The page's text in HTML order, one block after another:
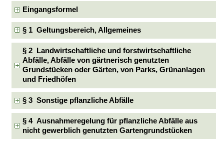
Eingangsformel
§ 1 Geltungsbereich, Allgemeines
§ 2 Landwirtschaftliche und forstwirtschaftliche
Abfälle, Abfälle von gärtnerisch genutzten
Grundstücken oder Gärten, von Parks, Grünanlagen
und Friedhöfen
§ 3 Sonstige pflanzliche Abfälle
§ 4 Ausnahmeregelung für pflanzliche Abfälle aus
nicht gewerblich genutzten Gartengrundstücken